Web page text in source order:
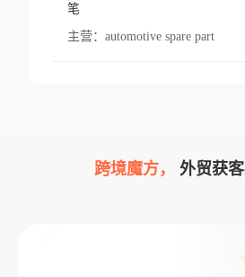
笔
主营： automotive spare part
跨境魔方， 外贸获